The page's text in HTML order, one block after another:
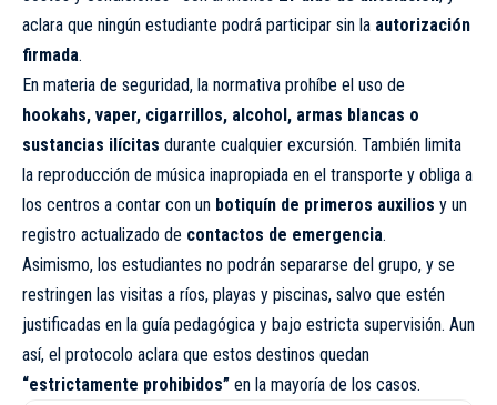
aclara que ningún estudiante podrá participar sin la autorización
firmada.
En materia de seguridad, la normativa prohíbe el uso de
hookahs, vaper, cigarrillos, alcohol, armas blancas o
sustancias ilícitas durante cualquier excursión. También limita
la reproducción de música inapropiada en el transporte y obliga a
los centros a contar con un botiquín de primeros auxilios y un
registro actualizado de contactos de emergencia.
Asimismo, los estudiantes no podrán separarse del grupo, y se
restringen las visitas a ríos, playas y piscinas, salvo que estén
justificadas en la guía pedagógica y bajo estricta supervisión. Aun
así, el protocolo aclara que estos destinos quedan
“estrictamente prohibidos” en la mayoría de los casos.